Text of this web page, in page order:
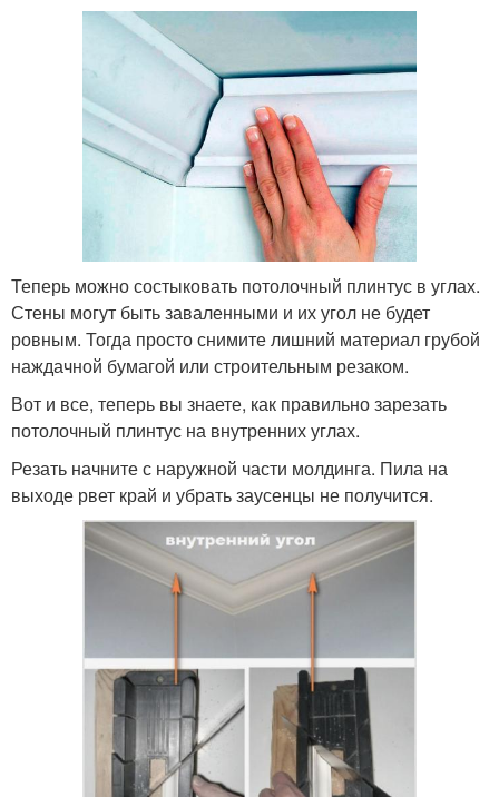
Теперь можно состыковать потолочный плинтус в углах.
Стены могут быть заваленными и их угол не будет
ровным. Тогда просто снимите лишний материал грубой
наждачной бумагой или строительным резаком.
Вот и все, теперь вы знаете, как правильно зарезать
потолочный плинтус на внутренних углах.
Резать начните с наружной части молдинга. Пила на
выходе рвет край и убрать заусенцы не получится.